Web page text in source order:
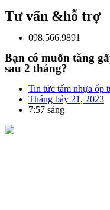
Tư vấn &hỗ trợ
098.566.9891
Bạn có muốn tăng
sau 2 tháng?
Tin tức tấm nhựa ốp
Tháng bảy 21, 2023
7:57 sáng